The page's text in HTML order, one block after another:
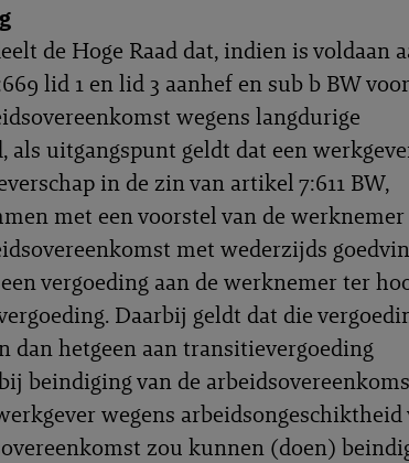
de Hoge Raad dat, indien is voldaan
lid 1 en lid 3 aanhef en sub b BW voor
wegens langdurige
als uitgangspunt geldt dat een
in de zin van artikel 7:611 BW,
met een voorstel van de
met wederzijds
vergoeding aan de werknemer ter
Daarbij geldt dat die
dan hetgeen aan transitievergoeding
beindiging van de
wegens arbeidsongeschiktheid
zou kunnen (doen)